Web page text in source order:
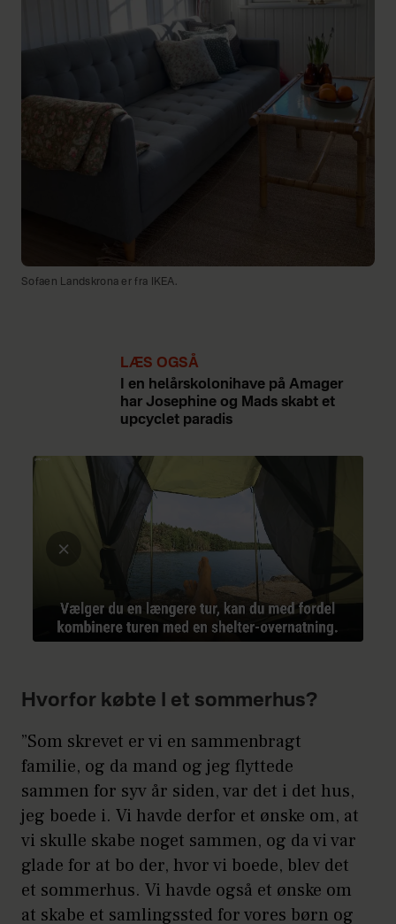
Sofaen Landskrona er fra IKEA.
LÆS OGSÅ
I en helårskolonihave på Amager
har Josephine og Mads skabt et
upcyclet paradis
Hvorfor købte I et sommerhus?
”Som skrevet er vi en sammenbragt
familie, og da mand og jeg flyttede
sammen for syv år siden, var det i det hus,
jeg boede i. Vi havde derfor et ønske om, at
vi skulle skabe noget sammen, og da vi var
glade for at bo der, hvor vi boede, blev det
et sommerhus. Vi havde også et ønske om
at skabe et samlingssted for vores børn og